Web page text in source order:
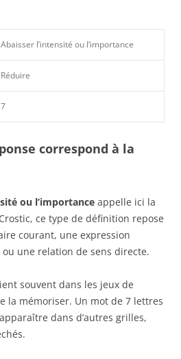
Abaisser l’intensité ou l’importance
Réduire
7
correspond à la
ou l’importance appelle ici la
ce type de définition repose
courant, une expression
une relation de sens directe.
souvent dans les jeux de
la mémoriser. Un mot de 7 lettres
dans d’autres grilles,